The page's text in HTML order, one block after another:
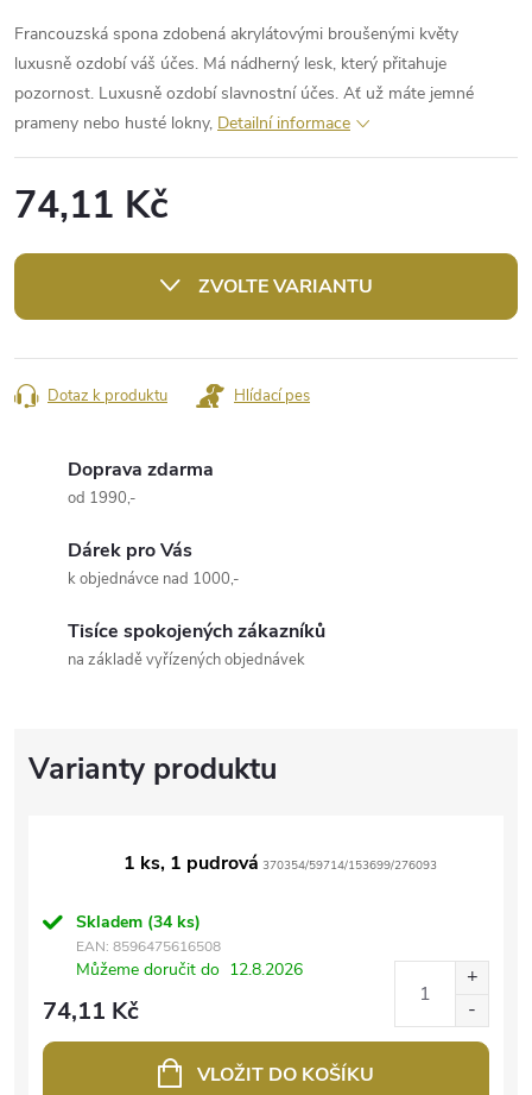
Francouzská spona zdobená akrylátovými broušenými květy
luxusně ozdobí váš účes. Má nádherný lesk, který přitahuje
pozornost. Luxusně ozdobí slavnostní účes. Ať už máte jemné
prameny nebo husté lokny, Detailní informace
74,11 Kč
cena:
ZVOLTE VARIANTU
Dotaz k produktu Hlídací pes
Doprava zdarma
od 1990,-
Dárek pro Vás
k objednávce nad 1000,-
Tisíce spokojených zákazníků
na základě vyřízených objednávek
1 ks, 1 pudrová 370354/59714/153699/276093
Skladem (34 ks)
EAN: 8596475616508
Můžeme doručit do 12.8.2026
74,11 Kč
VLOŽIT DO KOŠÍKU